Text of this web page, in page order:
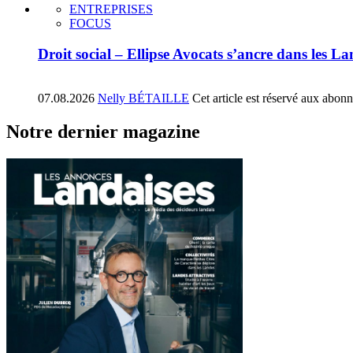
ENTREPRISES
FOCUS
Droit social – Ellipse Avocats s’ancre dans les
07.08.2026 Nelly BÉTAILLE Cet article est réservé aux
Notre dernier magazine